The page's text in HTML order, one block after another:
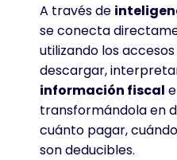
A través de
se conecta
utilizando los
descargar,
información fiscal
transformándola en
cuánto pagar,
son deducibles.